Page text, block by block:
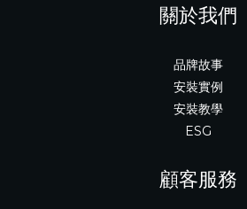
關於我們
品牌故事
安裝實例
安裝教學
ESG
顧客服務